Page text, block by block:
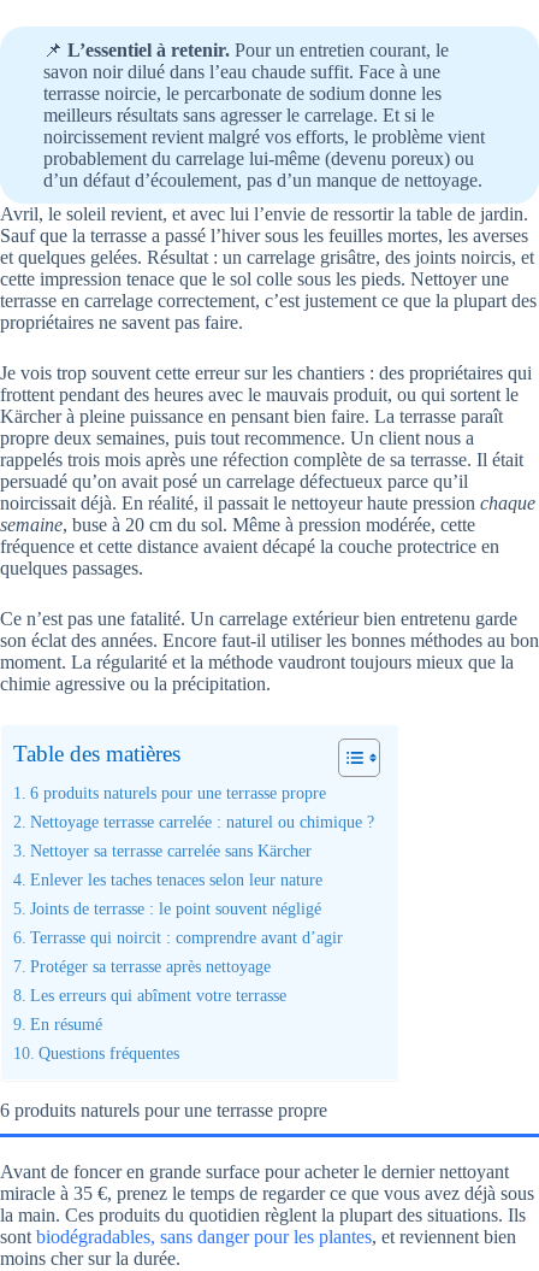
📌 L’essentiel à retenir. Pour un entretien courant, le
savon noir dilué dans l’eau chaude suffit. Face à une
terrasse noircie, le percarbonate de sodium donne les
meilleurs résultats sans agresser le carrelage. Et si le
noircissement revient malgré vos efforts, le problème vient
probablement du carrelage lui-même (devenu poreux) ou
d’un défaut d’écoulement, pas d’un manque de nettoyage.
Avril, le soleil revient, et avec lui l’envie de ressortir la table de jardin.
Sauf que la terrasse a passé l’hiver sous les feuilles mortes, les averses
et quelques gelées. Résultat : un carrelage grisâtre, des joints noircis, et
cette impression tenace que le sol colle sous les pieds. Nettoyer une
terrasse en carrelage correctement, c’est justement ce que la plupart des
propriétaires ne savent pas faire.
Je vois trop souvent cette erreur sur les chantiers : des propriétaires qui
frottent pendant des heures avec le mauvais produit, ou qui sortent le
Kärcher à pleine puissance en pensant bien faire. La terrasse paraît
propre deux semaines, puis tout recommence. Un client nous a
rappelés trois mois après une réfection complète de sa terrasse. Il était
persuadé qu’on avait posé un carrelage défectueux parce qu’il
noircissait déjà. En réalité, il passait le nettoyeur haute pression chaque
semaine, buse à 20 cm du sol. Même à pression modérée, cette
fréquence et cette distance avaient décapé la couche protectrice en
quelques passages.
Ce n’est pas une fatalité. Un carrelage extérieur bien entretenu garde
son éclat des années. Encore faut-il utiliser les bonnes méthodes au bon
moment. La régularité et la méthode vaudront toujours mieux que la
chimie agressive ou la précipitation.
Table des matières
6 produits naturels pour une terrasse propre
Nettoyage terrasse carrelée : naturel ou chimique ?
Nettoyer sa terrasse carrelée sans Kärcher
Enlever les taches tenaces selon leur nature
Joints de terrasse : le point souvent négligé
Terrasse qui noircit : comprendre avant d’agir
Protéger sa terrasse après nettoyage
Les erreurs qui abîment votre terrasse
En résumé
Questions fréquentes
6 produits naturels pour une terrasse propre
Avant de foncer en grande surface pour acheter le dernier nettoyant
miracle à 35 €, prenez le temps de regarder ce que vous avez déjà sous
la main. Ces produits du quotidien règlent la plupart des situations. Ils
sontbiodégradables, sans danger pour les plantes, et reviennent bien
moins cher sur la durée.